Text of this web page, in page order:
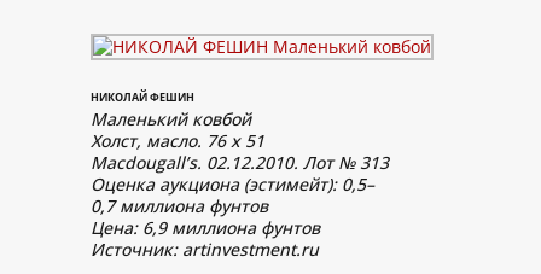
НИКОЛАЙ ФЕШИН
Маленький ковбой
Холст, масло. 76 х 51
Macdougall’s. 02.12.2010. Лот № 313
Оценка аукциона (эстимейт): 0,5–
0,7 миллиона фунтов
Цена: 6,9 миллиона фунтов
Источник: artinvestment.ru